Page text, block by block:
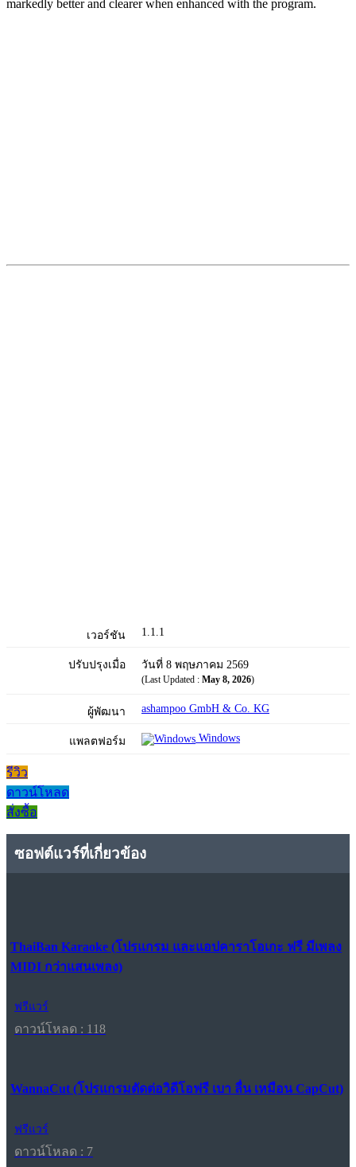
markedly better and clearer when enhanced with the program.
เวอร์ชัน 1.1.1
ปรับปรุงเมื่อ วันที่ 8 พฤษภาคม 2569
(Last Updated : May 8, 2026)
ผู้พัฒนา ashampoo GmbH & Co. KG
แพลตฟอร์ม Windows
รีวิว
ดาวน์โหลด
สั่งซื้อ
ซอฟต์แวร์ที่เกี่ยวข้อง
ThaiBan Karaoke (โปรแกรม และแอปคาราโอเกะ ฟรี มีเพลง
MIDI กว่าแสนเพลง)
ฟรีแวร์
ดาวน์โหลด : 118
WannaCut (โปรแกรมตัดต่อวิดีโอฟรี เบา ลื่น เหมือน CapCut)
ฟรีแวร์
ดาวน์โหลด : 7